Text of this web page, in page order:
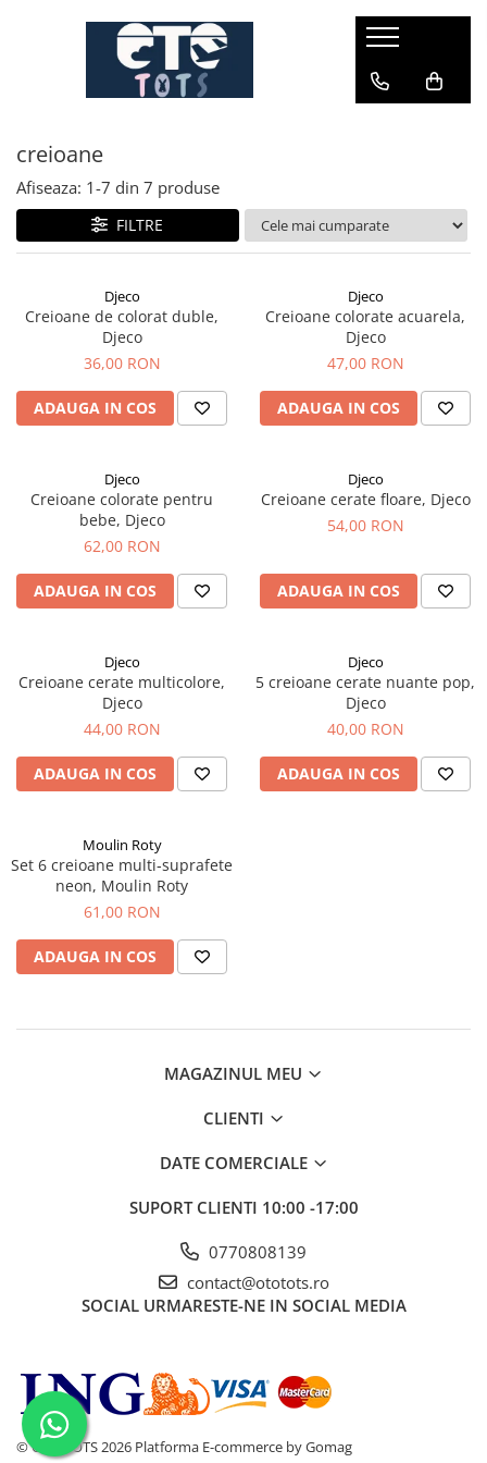
CĂRUCIOARE & SCAUNE AUTO
cărucioare NUNA
cărucioare U-GROW
scaune auto pentru avion
accesorii cărucioare
accesorii scaun auto
accesorii scaun avion
creioane
Afiseaza: 1-7 din 7 produse
FILTRE
Djeco
Creioane de colorat duble,
Djeco
36,00 RON
ADAUGA IN COS
Djeco
Creioane colorate acuarela,
Djeco
47,00 RON
ADAUGA IN COS
Djeco
Creioane colorate pentru
bebe, Djeco
62,00 RON
ADAUGA IN COS
Djeco
Creioane cerate floare, Djeco
54,00 RON
ADAUGA IN COS
Djeco
Creioane cerate multicolore,
Djeco
44,00 RON
ADAUGA IN COS
Djeco
5 creioane cerate nuante pop,
Djeco
40,00 RON
ADAUGA IN COS
Moulin Roty
Set 6 creioane multi‑suprafete
neon, Moulin Roty
61,00 RON
ADAUGA IN COS
MAGAZINUL MEU
CLIENTI
DATE COMERCIALE
SUPORT CLIENTI 10:00 -17:00
0770808139
contact@ototots.ro
SOCIAL URMARESTE-NE IN SOCIAL MEDIA
© OTO TOTS 2026 Platforma E-commerce by Gomag